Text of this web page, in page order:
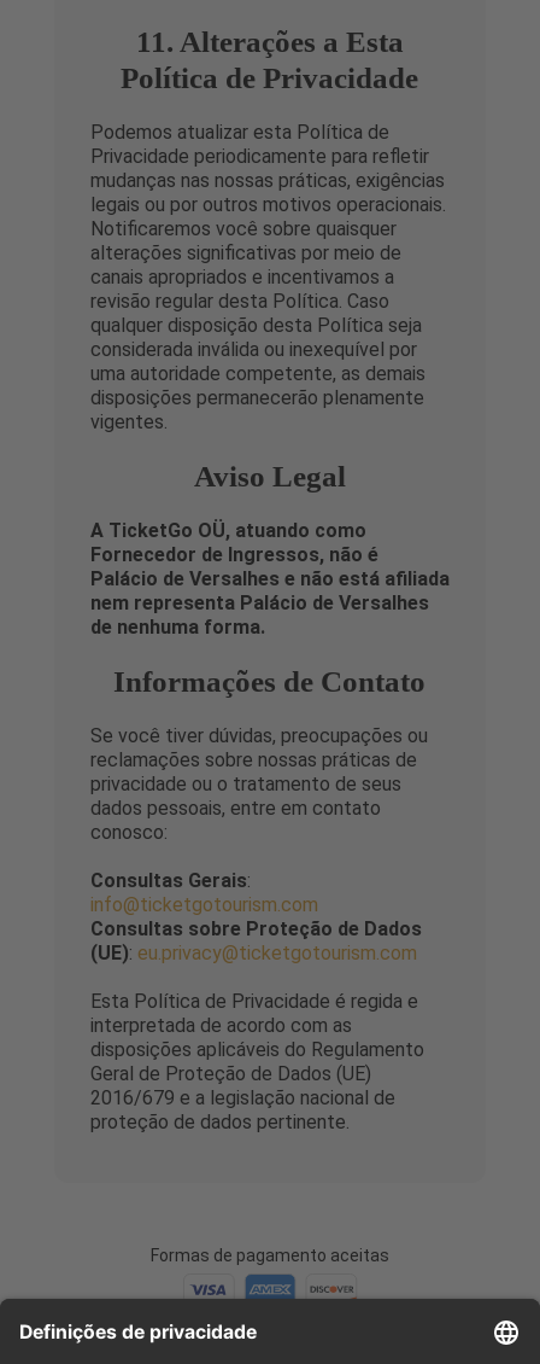
11. Alterações a Esta
Política de Privacidade
Podemos atualizar esta Política de
Privacidade periodicamente para refletir
mudanças nas nossas práticas, exigências
legais ou por outros motivos operacionais.
Notificaremos você sobre quaisquer
alterações significativas por meio de
canais apropriados e incentivamos a
revisão regular desta Política. Caso
qualquer disposição desta Política seja
considerada inválida ou inexequível por
uma autoridade competente, as demais
disposições permanecerão plenamente
vigentes.
Aviso Legal
A TicketGo OÜ, atuando como
Fornecedor de Ingressos, não é
Palácio de Versalhes e não está afiliada
nem representa Palácio de Versalhes
de nenhuma forma.
Informações de Contato
Se você tiver dúvidas, preocupações ou
reclamações sobre nossas práticas de
privacidade ou o tratamento de seus
dados pessoais, entre em contato
conosco:
Consultas Gerais:
info@ticketgotourism.com
Consultas sobre Proteção de Dados
(UE): eu.privacy@ticketgotourism.com
Esta Política de Privacidade é regida e
interpretada de acordo com as
disposições aplicáveis do Regulamento
Geral de Proteção de Dados (UE)
2016/679 e a legislação nacional de
proteção de dados pertinente.
Formas de pagamento aceitas